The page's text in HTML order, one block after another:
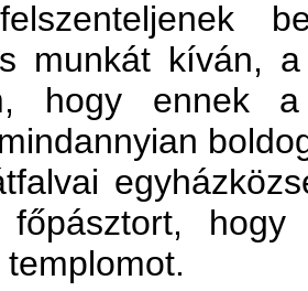
munkát kíván,
hogy ennek a